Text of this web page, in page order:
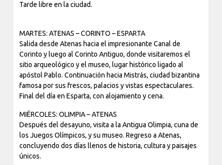
Tarde libre en la ciudad.
MARTES: ATENAS – CORINTO – ESPARTA
Salida desde Atenas hacia el impresionante Canal de
Corinto y luego al Corinto Antiguo, donde visitaremos el
sitio arqueológico y el museo, lugar histórico ligado al
apóstol Pablo. Continuación hacia Mistrás, ciudad bizantina
famosa por sus frescos, palacios y vistas espectaculares.
Final del día en Esparta, con alojamiento y cena.
MIÉRCOLES: OLIMPIA – ATENAS
Después del desayuno, visita a la Antigua Olimpia, cuna de
los Juegos Olímpicos, y su museo. Regreso a Atenas,
concluyendo dos días llenos de historia, cultura y paisajes
únicos.